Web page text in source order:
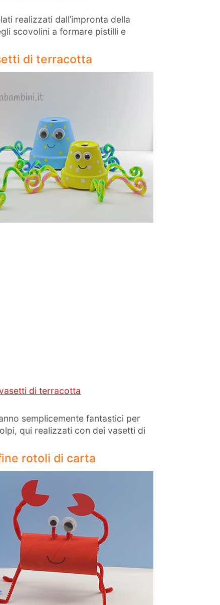
realizzati dall’impronta della
scovolini a formare pistilli e
di terracotta
di terracotta
semplicemente fantastici per
qui realizzati con dei vasetti di
rotoli di carta